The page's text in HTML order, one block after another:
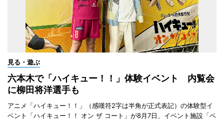
見る・遊ぶ
六本木で「ハイキュー！！」体験イベント 内覧会
に柳田将洋選手も
アニメ「ハイキュー！！」（感嘆符2字は半角が正式表記）の体験型イ
ベント「ハイキュー！！ オン ザ コート」が8月7日、イベント施設「ベ